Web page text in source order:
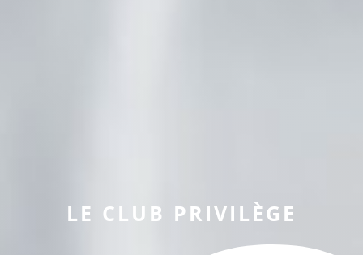
LE CLUB PRIVILÈGE